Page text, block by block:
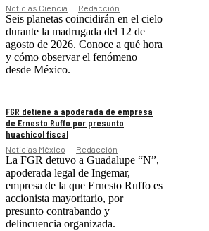
Noticias Ciencia Redacción
Seis planetas coincidirán en el cielo
durante la madrugada del 12 de
agosto de 2026. Conoce a qué hora
y cómo observar el fenómeno
desde México.
FGR detiene a apoderada de empresa
de Ernesto Ruffo por presunto
huachicol fiscal
Noticias México Redacción
La FGR detuvo a Guadalupe “N”,
apoderada legal de Ingemar,
empresa de la que Ernesto Ruffo es
accionista mayoritario, por
presunto contrabando y
delincuencia organizada.